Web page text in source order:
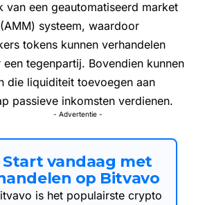
van een geautomatiseerd market
systeem, waardoor
tokens kunnen verhandelen
een tegenpartij. Bovendien kunnen
die liquiditeit toevoegen aan
passieve inkomsten verdienen.
- Advertentie -
Start vandaag met
op Bitvavo
is het populairste crypto